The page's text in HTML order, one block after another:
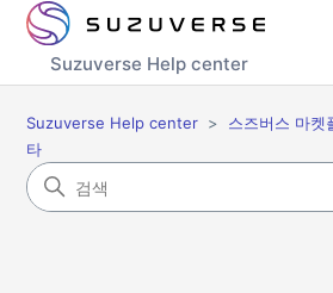
Suzuverse Help center
Suzuverse Help center 스즈버스 마켓
타